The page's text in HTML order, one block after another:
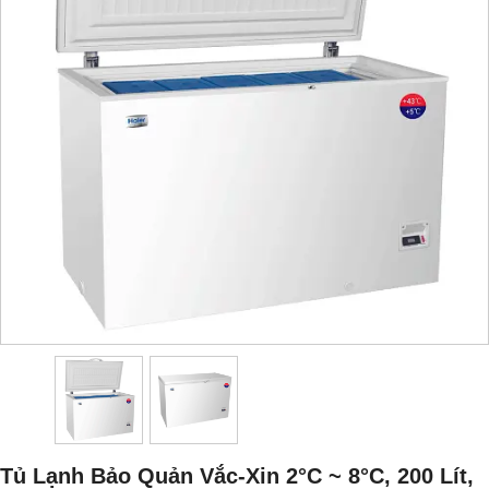
Tủ Lạnh Bảo Quản Vắc-Xin 2°C ~ 8°C, 200 Lít,